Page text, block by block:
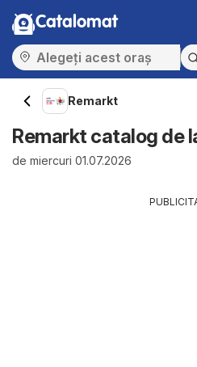
Catalomat
Remarkt
Remarkt catalog de
de miercuri 01.07.2026